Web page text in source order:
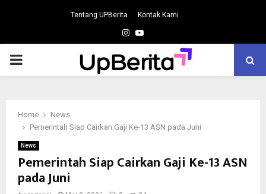
Tentang UPBerita Kontak Kami
Instagram
Youtube
PRIMARY
Home
News
Pemerintah Siap Cairkan Gaji Ke-13 ASN pada Juni
News
Pemerintah Siap Cairkan Gaji Ke-13 ASN
pada Juni